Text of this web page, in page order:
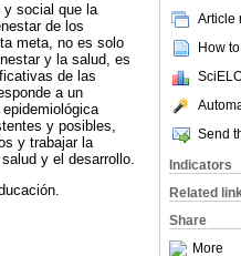
Article
How
Send
Indicators
Related
Share
More
y social que la
de los
meta, no es solo
y la salud, es
de las
a un
y posibles,
y trabajar la
y el desarrollo.